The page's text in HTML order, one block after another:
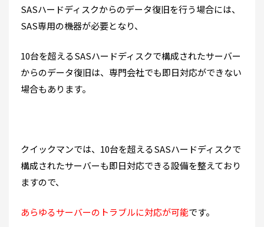
SASハードディスクからのデータ復旧を行う場合には、
SAS専用の機器が必要となり、
10台を超えるSASハードディスクで構成されたサーバー
からのデータ復旧は、専門会社でも即日対応ができない
場合もあります。
クイックマンでは、10台を超えるSASハードディスクで
構成されたサーバーも即日対応できる設備を整えており
ますので、
あらゆるサーバーのトラブルに対応が可能です。